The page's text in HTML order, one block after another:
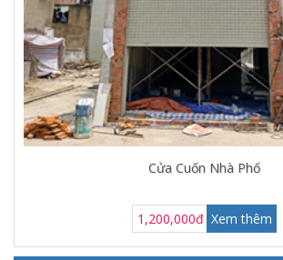
Cửa Cuốn Nhà Phố
1,200,000đ Xem thêm